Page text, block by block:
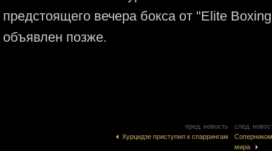
предстоящего вечера бокса от "Elite
объявлен позже.
пред. новость
Хурцидзе приступил к спаррингам
след.
мира